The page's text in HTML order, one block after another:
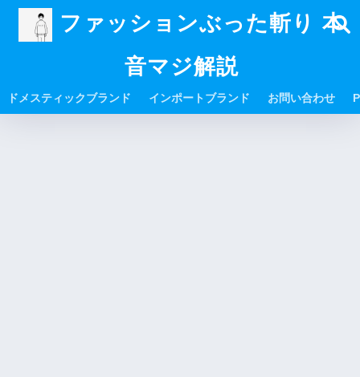
ファッションぶった斬り 本
音マジ解説
ドメスティックブランド インポートブランド お問い合わせ